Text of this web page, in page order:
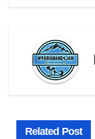
Related Post